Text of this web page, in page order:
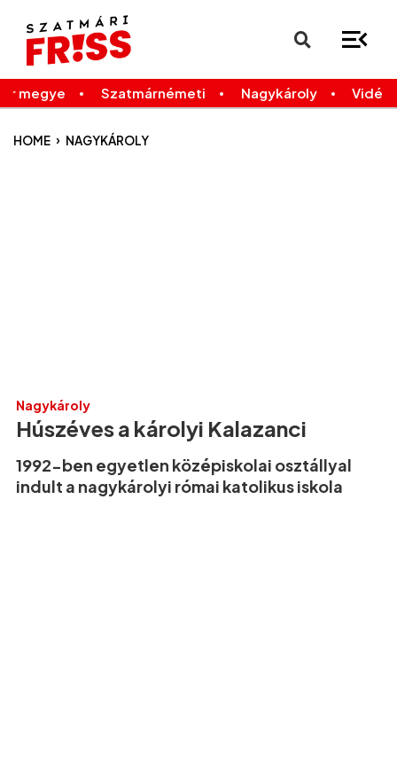
Legfrissebb
megye Szatmárnémeti Nagykároly Vidék
HOME › NAGYKÁROLY
Nagykároly
Húszéves a károlyi Kalazanci
1992-ben egyetlen középiskolai osztállyal
indult a nagykárolyi római katolikus iskola